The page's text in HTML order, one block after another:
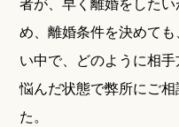
め、離婚条件を決めて
い中で、どのように相
悩んだ状態で弊所にご
た。